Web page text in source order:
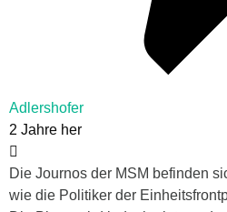
Adlershofer
2 Jahre her
Die Journos der MSM befinden
wie die Politiker der